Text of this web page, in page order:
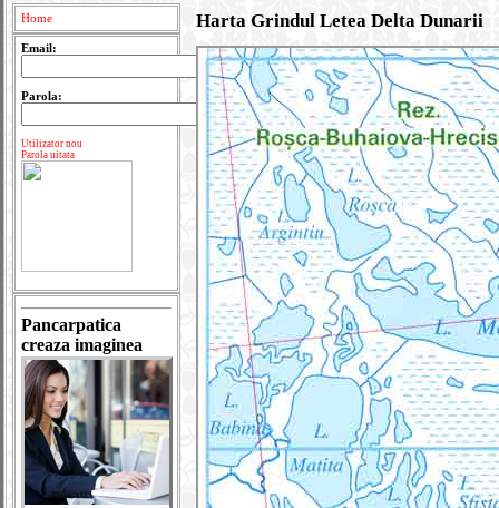
Home
Email:
Parola:
Utilizator nou
Parola uitata
Pancarpatica
creaza imaginea
Harta Grindul Letea Delta Dunarii